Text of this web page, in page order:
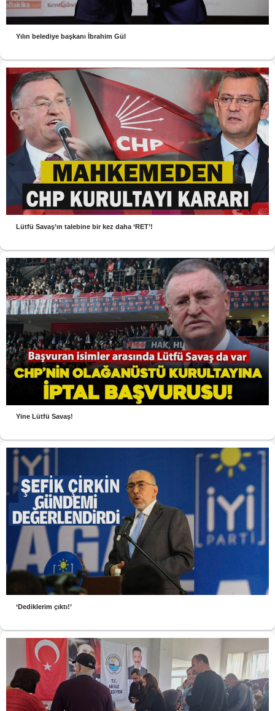
Yılın belediye başkanı İbrahim Gül
Lütfü Savaş’ın talebine bir kez daha ‘RET’!
Yine Lütfü Savaş!
‘Dediklerim çıktı!’